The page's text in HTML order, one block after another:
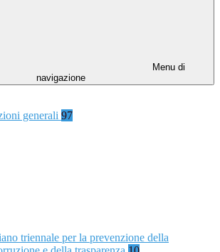
Menu di
navigazione
generali 97
triennale per la prevenzione della